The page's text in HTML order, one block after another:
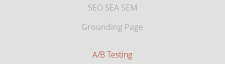
SEO SEA SEM
Grounding Page
A/B Testing